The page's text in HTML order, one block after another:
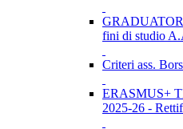
fini di studio
Criteri ass.
ERASMUS+
2025-26 -